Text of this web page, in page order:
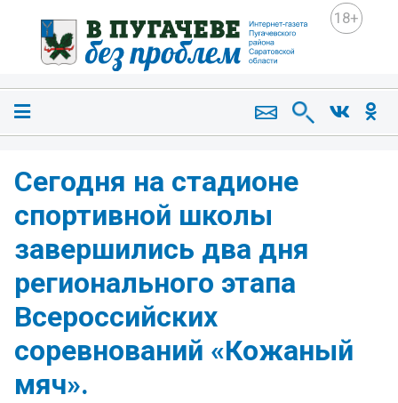
18+
Сегодня на стадионе
спортивной школы
завершились два дня
регионального этапа
Всероссийских
соревнований «Кожаный
мяч».